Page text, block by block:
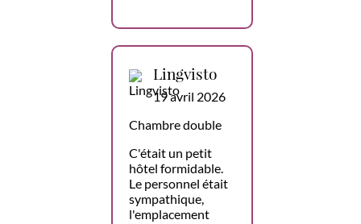
Lingvisto
19 avril 2026
Chambre double
C'était un petit
hôtel formidable.
Le personnel était
sympathique,
l'emplacement